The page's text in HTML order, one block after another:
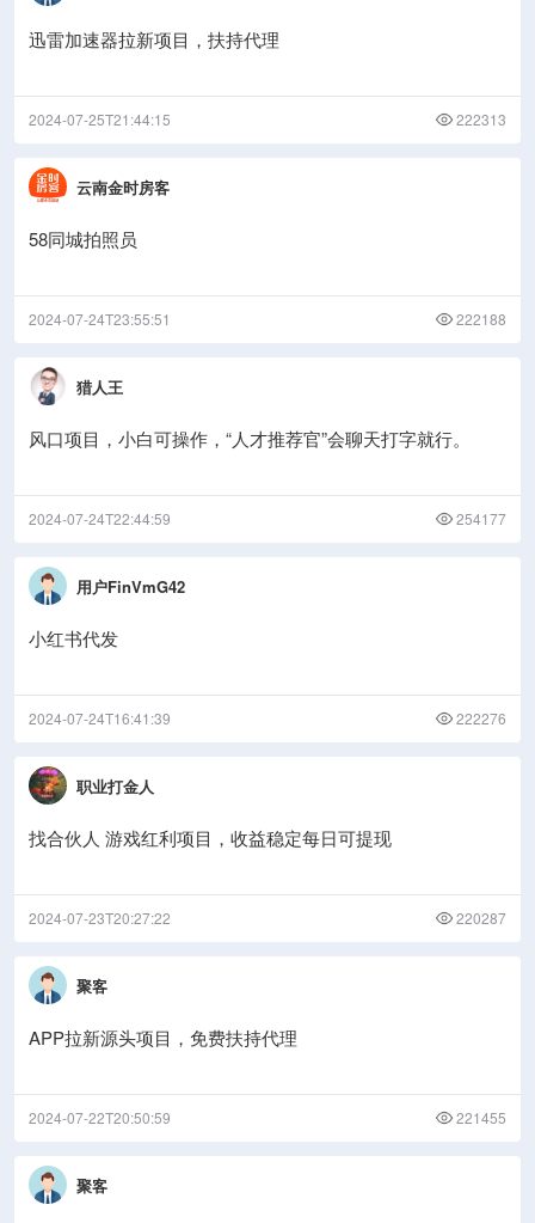
迅雷加速器拉新项目，扶持代理
2024-07-25T21:44:15 222313
云南金时房客
58同城拍照员
2024-07-24T23:55:51 222188
猎人王
风口项目，小白可操作，“人才推荐官”会聊天打字就行。
2024-07-24T22:44:59 254177
用户FinVmG42
小红书代发
2024-07-24T16:41:39 222276
职业打金人
找合伙人 游戏红利项目，收益稳定每日可提现
2024-07-23T20:27:22 220287
聚客
APP拉新源头项目，免费扶持代理
2024-07-22T20:50:59 221455
聚客